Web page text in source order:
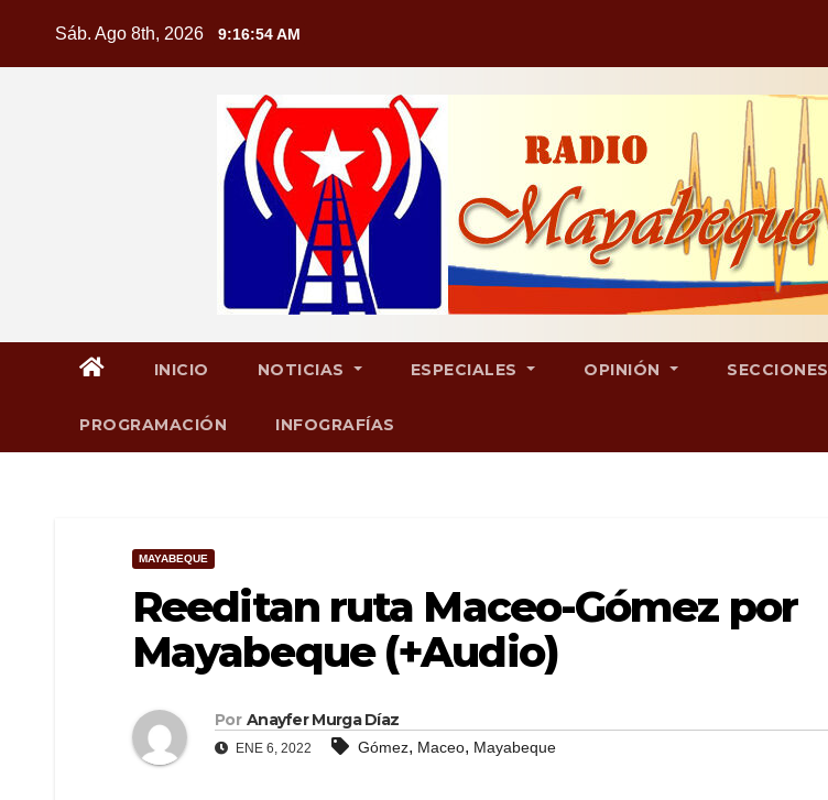
Sáb. Ago 8th, 2026 9:16:55 AM
INICIO NOTICIAS ESPECIALES OPINIÓN SECCIONES
PROGRAMACIÓN INFOGRAFÍAS
MAYABEQUE
Reeditan ruta Maceo-Gómez por
Mayabeque (+Audio)
Por Anayfer Murga Díaz
ENE 6, 2022 Gómez, Maceo, Mayabeque